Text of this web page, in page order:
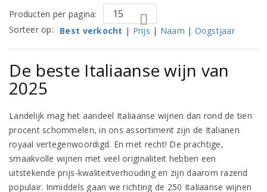
Producten per pagina:
Sorteer op:
Best verkocht | Prijs | Naam | Oogstjaar
De beste Italiaanse wijn van
2025
Landelijk mag het aandeel Italiaanse wijnen dan rond de tien
procent schommelen, in ons assortiment zijn de Italianen
royaal vertegenwoordigd. En met recht! De prachtige,
smaakvolle wijnen met veel originaliteit hebben een
uitstekende prijs-kwaliteitverhouding en zijn daarom razend
populair. Inmiddels gaan we richting de 250 Italiaanse wijnen